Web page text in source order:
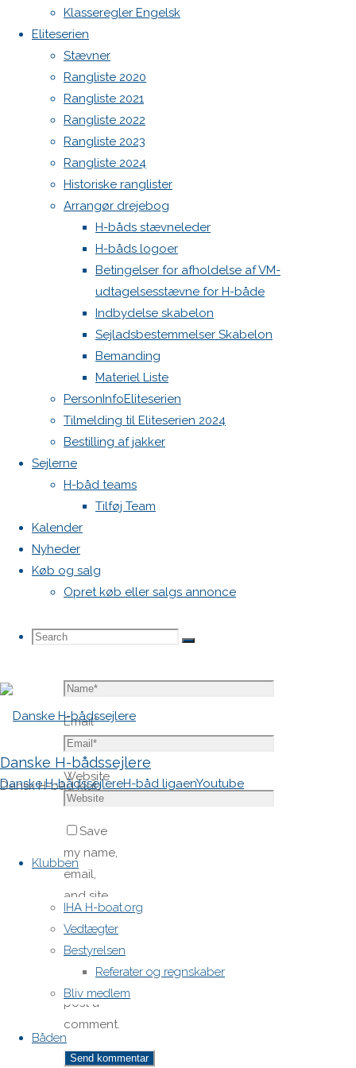
Klasseregler Engelsk
Eliteserien
Stævner
Rangliste 2020
Rangliste 2021
Rangliste 2022
Rangliste 2023
Rangliste 2024
Historiske ranglister
Arrangør drejebog
H-båds stævneleder
H-båds logoer
Betingelser for afholdelse af VM-
udtagelsesstævne for H-både
Indbydelse skabelon
Sejladsbestemmelser Skabelon
Bemanding
Materiel Liste
PersonInfoEliteserien
Tilmelding til Eliteserien 2024
Bestilling af jakker
Sejlerne
H-båd teams
Tilføj Team
Kalender
Nyheder
Køb og salg
Opret køb eller salgs annonce
Search
Search
Search
Danske H-bådssejlere
Dansk H-båd klub
Danske H-bådssejlereH-båd ligaenYoutube
Klubben
IHA H-boat.org
Vedtægter
Bestyrelsen
Referater og regnskaber
Bliv medlem
Båden
Previous
image
Next
image
Skriv
et
svar
Din e-
mailadresse
vil ikke
publiceret.
Krævede
felter er
markeret
med*
Comment
Email*
Website
Save
my name,
email,
and site
URL in my
browser
for next
post a
comment.
WordPress.org